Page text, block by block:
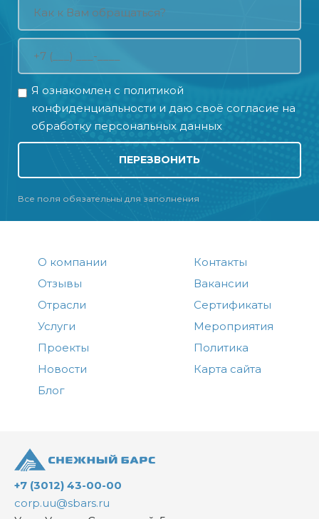
Я ознакомлен с политикой
конфиденциальности и даю своё согласие на
обработку персональных данных
ПЕРЕЗВОНИТЬ
Все поля обязательны для заполнения
О компании
Отзывы
Отрасли
Услуги
Проекты
Новости
Блог
Контакты
Вакансии
Сертификаты
Мероприятия
Политика
Карта сайта
+7 (3012) 43-00-00
corp.uu@sbars.ru